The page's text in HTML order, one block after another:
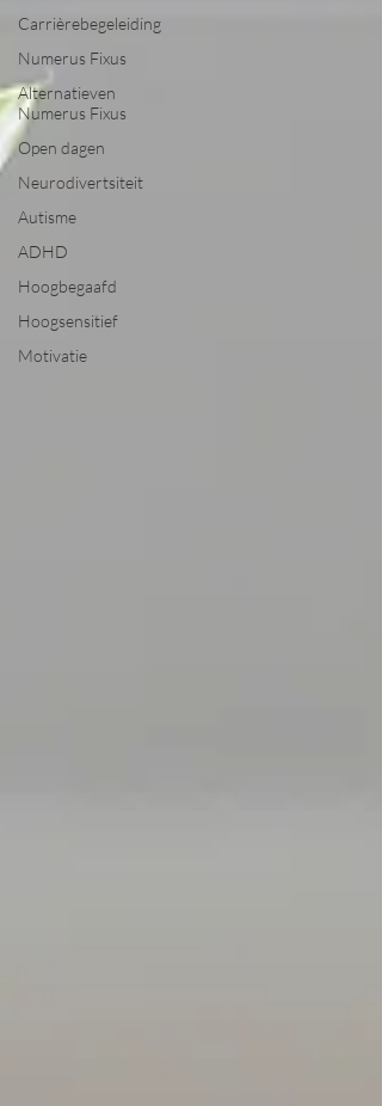
Carrièrebegeleiding
Numerus Fixus
Alternatieven
Numerus Fixus
Open dagen
Neurodivertsiteit
Autisme
ADHD
Hoogbegaafd
Hoogsensitief
Motivatie